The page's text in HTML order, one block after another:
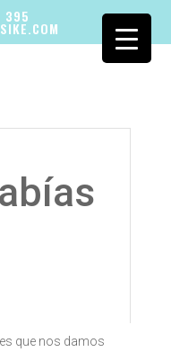
395
que nos damos